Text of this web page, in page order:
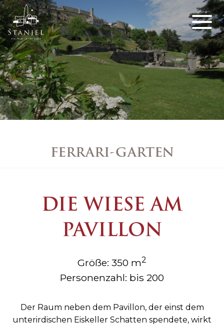
FERRARI-GARTEN
DIE WIESE AM
PAVILLON
Größe: 350 m2
Personenzahl: bis 200
Der Raum neben dem Pavillon, der einst dem
unterirdischen Eiskeller Schatten spendete, wirkt